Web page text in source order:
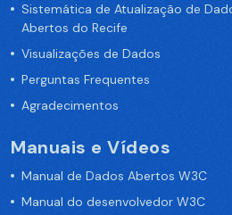
Sistemática de Atualização de
Abertos do Recife
Visualizações de Dados
Perguntas Frequentes
Agradecimentos
Manuais e Vídeos
Manual de Dados Abertos W3C
Manual do desenvolvedor W3C